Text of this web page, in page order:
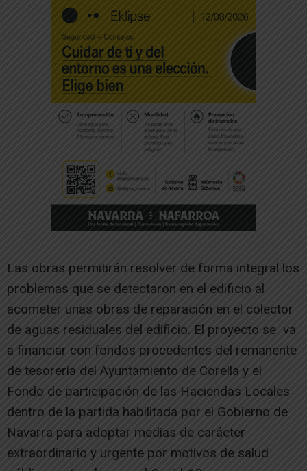
Las obras permitirán resolver de forma integral los
problemas que se detectaron en el edificio al
acometer unas obras de reparación en el colector
de aguas residuales del edificio. El proyecto se va
a financiar con fondos procedentes del remanente
de tesorería del Ayuntamiento de Corella y el
Fondo de participación de las Haciendas Locales
dentro de la partida habilitada por el Gobierno de
Navarra para adoptar medias de carácter
extraordinario y urgente por motivos de salud